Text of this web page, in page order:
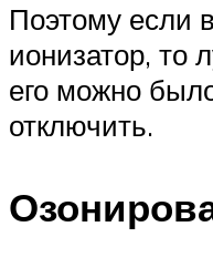
Поэтому если
ионизатор, то
его можно
отключить.